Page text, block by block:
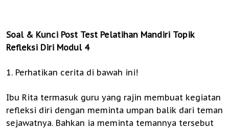
Soal & Kunci Post Test Pelatihan Mandiri Topik
Refleksi Diri Modul 4
1. Perhatikan cerita di bawah ini!
Ibu Rita termasuk guru yang rajin membuat kegiatan
refleksi diri dengan meminta umpan balik dari teman
sejawatnya. Bahkan ia meminta temannya tersebut